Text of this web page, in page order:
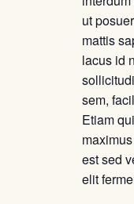
ut
mattis
lacus id
sem,
Etiam
est sed
elit